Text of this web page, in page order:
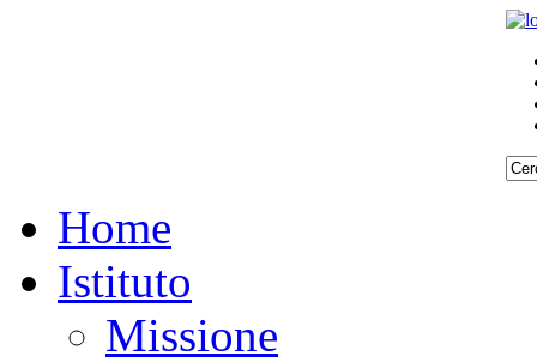
Home
Istituto
Missione